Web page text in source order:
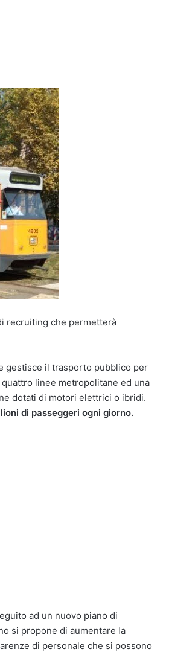
recruiting che permetterà
gestisce il trasporto pubblico per
linee metropolitane ed una
dotati di motori elettrici o ibridi.
di passeggeri ogni giorno.
ad un nuovo piano di
si propone di aumentare la
di personale che si possono